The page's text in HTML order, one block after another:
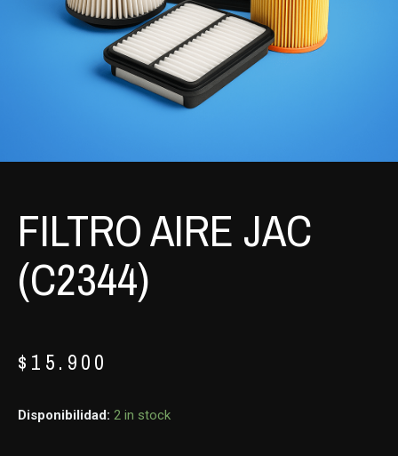
FILTRO AIRE JAC
(C2344)
$ 15.900
Disponibilidad: 2 in stock